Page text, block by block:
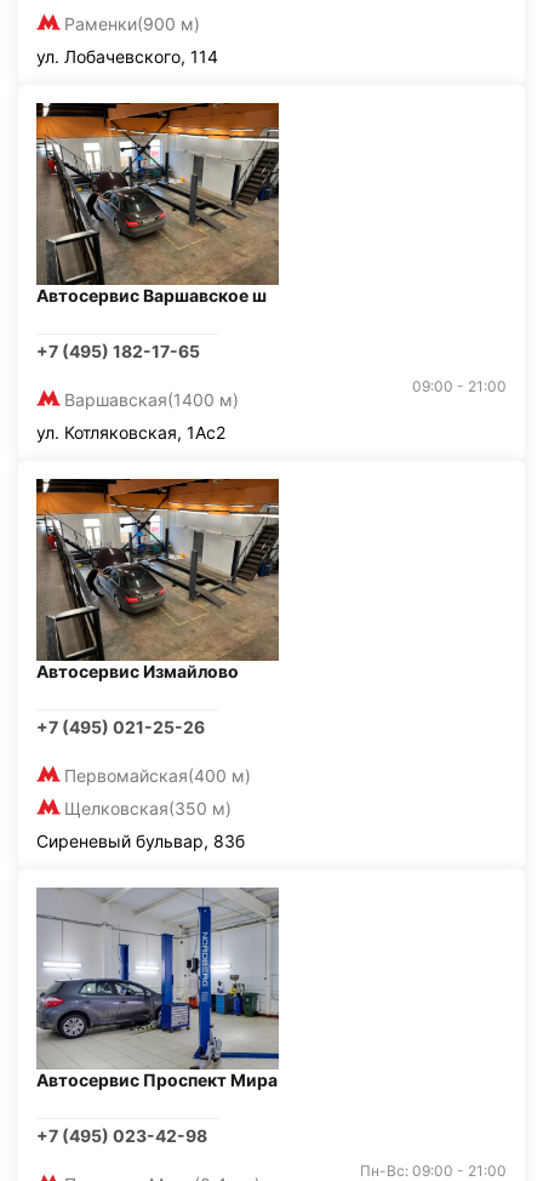
Раменки(900 м)
ул. Лобачевского, 114
Автосервис Варшавское ш
+7 (495) 182-17-65
Варшавская(1400 м)
09:00 - 21:00
ул. Котляковская, 1Ас2
Автосервис Измайлово
+7 (495) 021-25-26
Первомайская(400 м)
Щелковская(350 м)
Сиреневый бульвар, 83б
Автосервис Проспект Мира
+7 (495) 023-42-98
Пн-Вс: 09:00 - 21:00